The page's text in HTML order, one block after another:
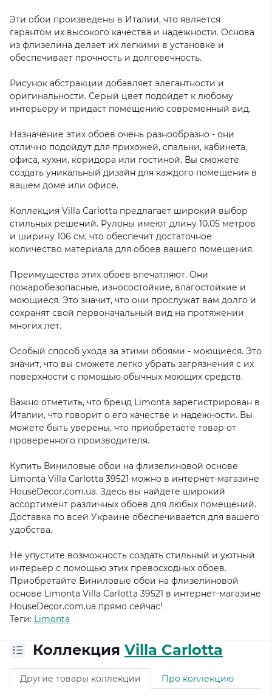
Эти обои произведены в Италии, что является
гарантом их высокого качества и надежности. Основа
из флизелина делает их легкими в установке и
обеспечивает прочность и долговечность.
Рисунок абстракции добавляет элегантности и
оригинальности. Серый цвет подойдет к любому
интерьеру и придаст помещению современный вид.
Назначение этих обоев очень разнообразно - они
отлично подойдут для прихожей, спальни, кабинета,
офиса, кухни, коридора или гостиной. Вы сможете
создать уникальный дизайн для каждого помещения в
вашем доме или офисе.
Коллекция Villa Carlotta предлагает широкий выбор
стильных решений. Рулоны имеют длину 10.05 метров
и ширину 106 см, что обеспечит достаточное
количество материала для обоев вашего помещения.
Преимущества этих обоев впечатляют. Они
пожаробезопасные, износостойкие, влагостойкие и
моющиеся. Это значит, что они прослужат вам долго и
сохранят свой первоначальный вид на протяжении
многих лет.
Особый способ ухода за этими обоями - моющиеся. Это
значит, что вы сможете легко убрать загрязнения с их
поверхности с помощью обычных моющих средств.
Важно отметить, что бренд Limonta зарегистрирован в
Италии, что говорит о его качестве и надежности. Вы
можете быть уверены, что приобретаете товар от
проверенного производителя.
Купить Виниловые обои на флизелиновой основе
Limonta Villa Carlotta 39521 можно в интернет-магазине
HouseDecor.com.ua. Здесь вы найдете широкий
ассортимент различных обоев для любых помещений.
Доставка по всей Украине обеспечивается для вашего
удобства.
Не упустите возможность создать стильный и уютный
интерьер с помощью этих превосходных обоев.
Приобретайте Виниловые обои на флизелиновой
основе Limonta Villa Carlotta 39521 в интернет-магазине
HouseDecor.com.ua прямо сейчас!
Теги: Limonta
Коллекция Villa Carlotta
Другие товары коллекции Про коллекцию